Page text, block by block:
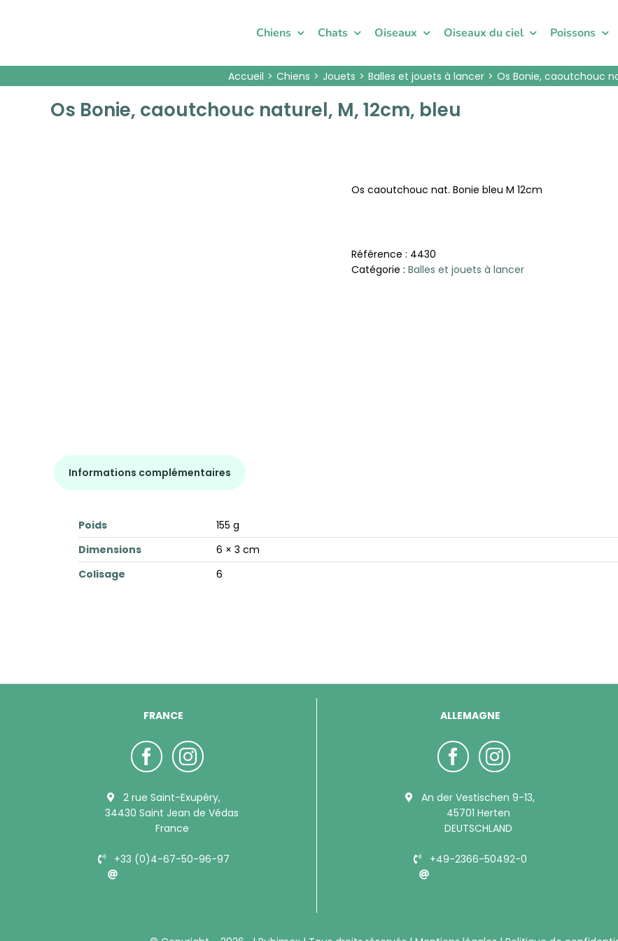
Chiens Chats Oiseaux Oiseaux du ciel Poissons
Accueil Chiens Jouets Balles et jouets à lancer Os Bonie, caoutchouc
Os Bonie, caoutchouc naturel, M, 12cm, bleu
Os caoutchouc nat. Bonie bleu M 12cm
Référence : 4430
Catégorie : Balles et jouets à lancer
Informations complémentaires
Poids
155 g
Dimensions
6 × 3 cm
Colisage
6
FRANCE
2 rue Saint-Exupéry,
34430 Saint Jean de Védas
France
+33 (0)4-67-50-96-97
ALLEMAGNE
An der Vestischen 9-13,
45701 Herten
DEUTSCHLAND
+49-2366-50492-0